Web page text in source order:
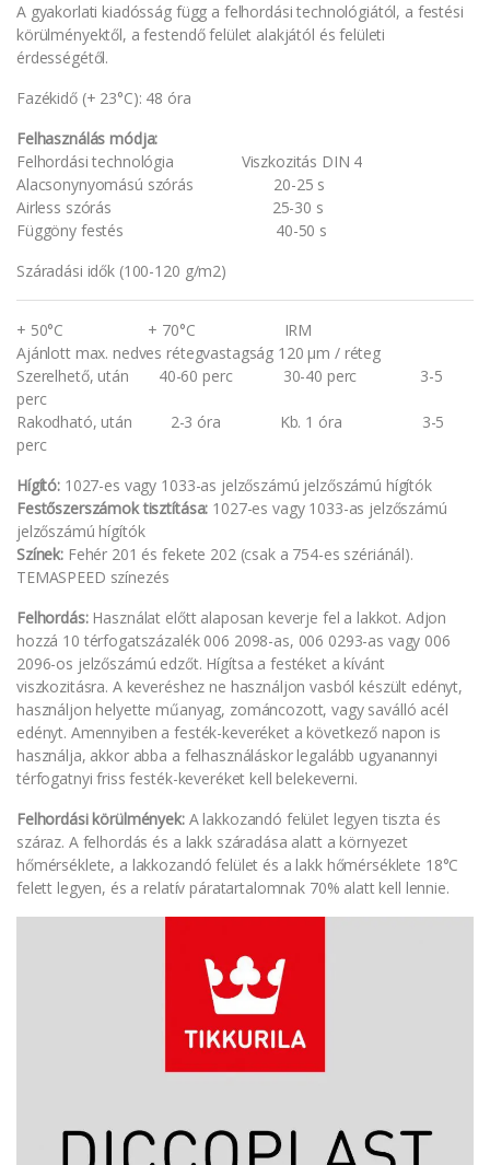
A gyakorlati kiadósság függ a felhordási technológiától, a festési
körülményektől, a festendő felület alakjától és felületi
érdességétől.
Fazékidő (+ 23°C): 48 óra
Felhasználás módja:
Felhordási technológia Viszkozitás DIN 4
Alacsonynyomású szórás 20-25 s
Airless szórás 25-30 s
Függöny festés 40-50 s
Száradási idők (100-120 g/m2)
+ 50°C + 70°C IRM
Ajánlott max. nedves rétegvastagság 120 μm / réteg
Szerelhető, után 40-60 perc 30-40 perc 3-5
perc
Rakodható, után 2-3 óra Kb. 1 óra 3-5
perc
Hígító: 1027-es vagy 1033-as jelzőszámú jelzőszámú hígítók
Festőszerszámok tisztítása: 1027-es vagy 1033-as jelzőszámú
jelzőszámú hígítók
Színek: Fehér 201 és fekete 202 (csak a 754-es szériánál).
TEMASPEED színezés
Felhordás:Használat előtt alaposan keverje fel a lakkot. Adjon
hozzá 10 térfogatszázalék 006 2098-as, 006 0293-as vagy 006
2096-os jelzőszámú edzőt. Hígítsa a festéket a kívánt
viszkozitásra. A keveréshez ne használjon vasból készült edényt,
használjon helyette műanyag, zománcozott, vagy saválló acél
edényt. Amennyiben a festék-keveréket a következő napon is
használja, akkor abba a felhasználáskor legalább ugyanannyi
térfogatnyi friss festék-keveréket kell belekeverni.
Felhordási körülmények: A lakkozandó felület legyen tiszta és
száraz. A felhordás és a lakk száradása alatt a környezet
hőmérséklete, a lakkozandó felület és a lakk hőmérséklete 18°C
felett legyen, és a relatív páratartalomnak 70% alatt kell lennie.